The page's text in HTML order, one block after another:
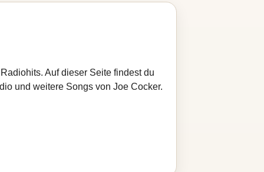
Auf dieser Seite findest du
und weitere Songs von Joe Cocker.